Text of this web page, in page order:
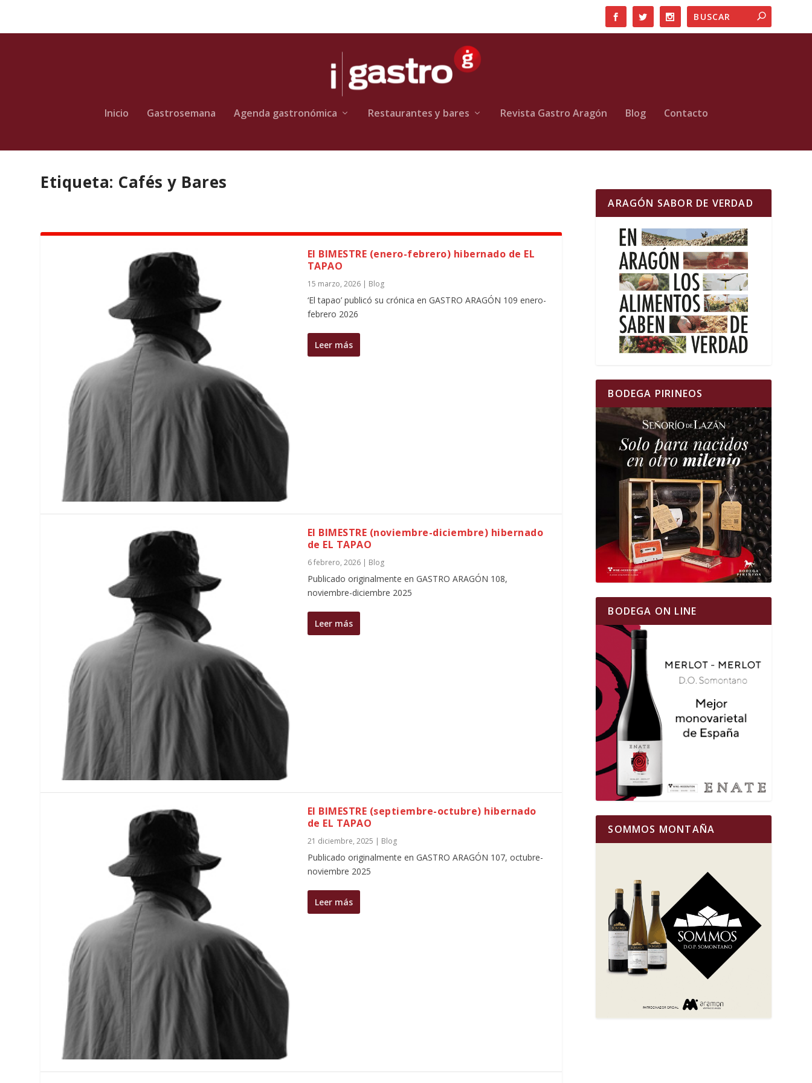
Inicio Gastrosemana Agenda gastronómica Restaurantes y bares Revista Gastro Aragón Blog Contacto
Etiqueta: Cafés y Bares
El BIMESTRE (enero-febrero) hibernado de EL
TAPAO
15 marzo, 2026| Blog
‘El tapao’ publicó su crónica en GASTRO ARAGÓN 109 enero-
febrero 2026
Leer más
El BIMESTRE (noviembre-diciembre) hibernado
de EL TAPAO
6 febrero, 2026| Blog
Publicado originalmente en GASTRO ARAGÓN 108,
noviembre-diciembre 2025
Leer más
El BIMESTRE (septiembre-octubre) hibernado
de EL TAPAO
21 diciembre, 2025 | Blog
Publicado originalmente en GASTRO ARAGÓN 107, octubre-
noviembre 2025
Leer más
ARAGÓN SABOR DE VERDAD
BODEGA PIRINEOS
BODEGA ON LINE
SOMMOS MONTAÑA